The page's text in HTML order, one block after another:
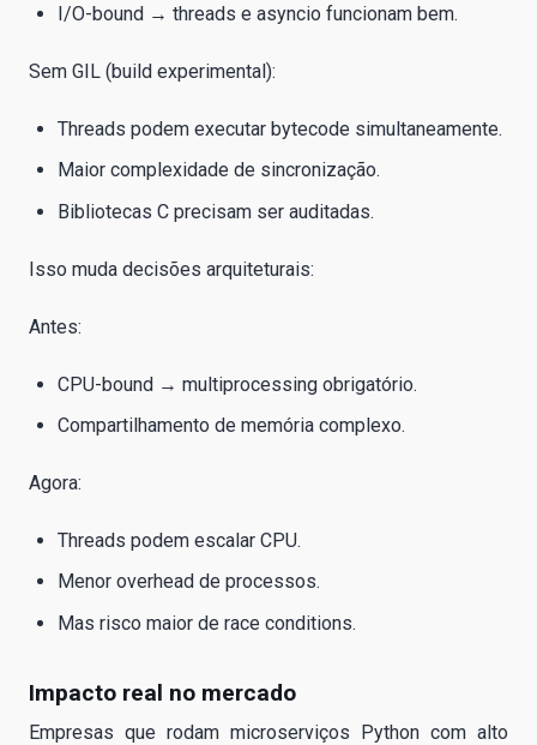
I/O-bound → threads e asyncio funcionam bem.
Sem GIL (build experimental):
Threads podem executar bytecode simultaneamente.
Maior complexidade de sincronização.
Bibliotecas C precisam ser auditadas.
Isso muda decisões arquiteturais:
Antes:
CPU-bound → multiprocessing obrigatório.
Compartilhamento de memória complexo.
Agora:
Threads podem escalar CPU.
Menor overhead de processos.
Mas risco maior de race conditions.
Impacto real no mercado
Empresas que rodam microserviços Python com alto